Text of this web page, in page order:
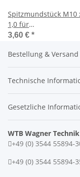
Spitzmundstück M10
1,0 für
Trichterschmiernippel
3,60 € *
Bestellung & Versand
Technische
Gesetzliche
WTB Wagner
+49 (0) 3544 55894-
+49 (0) 3544 55894-